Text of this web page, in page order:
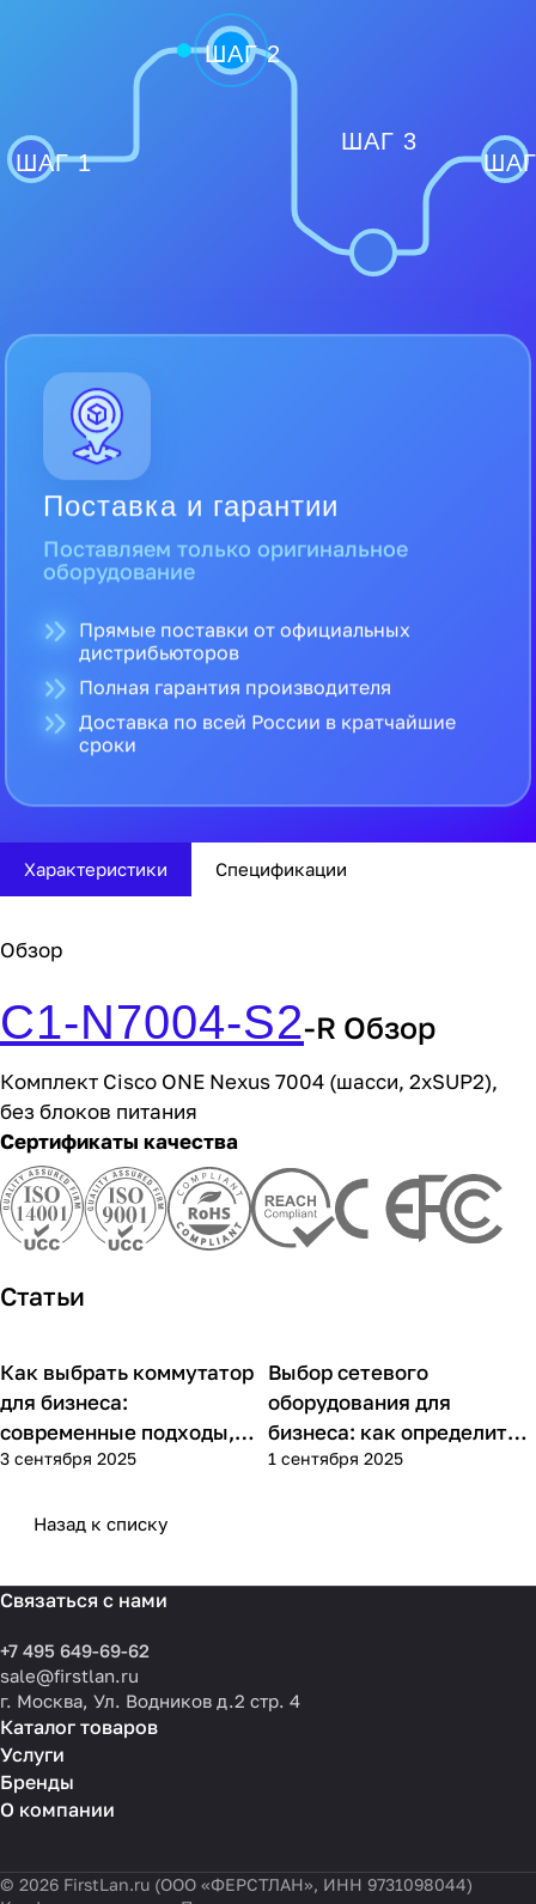
ШАГ 1
ШАГ 2
ШАГ 3
Поставка и гарантии
Поставляем только оригинальное
оборудование
Прямые поставки от официальных
дистрибьюторов
Полная гарантия производителя
Доставка по всей России в кратчайшие
сроки
Характеристики Спецификации
Обзор
C1-N7004-S2-R Обзор
Комплект Cisco ONE Nexus 7004 (шасси, 2xSUP2),
без блоков питания
Сертификаты качества
Статьи
Советы покупателям
Как выбрать коммутатор
для бизнеса:
современные подходы,
практика применения и
3 сентября 2025
Советы покупателям
Выбор сетевого
оборудования для
бизнеса: как определить
потребности компании и
1 сентября 2025
Назад к списку
Связаться с нами
+7 495 649-69-62
sale@firstlan.ru
г. Москва, Ул. Водников д.2 стр. 4
Каталог товаров
Услуги
Бренды
О компании
© 2026 FirstLan.ru (ООО «ФЕРСТЛАН», ИНН 9731098044)